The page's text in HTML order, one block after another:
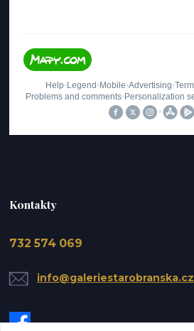
Kontakty
732 574 069
info@galeriestarobranska.cz